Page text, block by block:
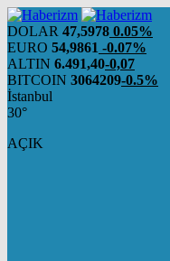
DOLAR 47,5978 0.05%
EURO 54,9861 -0.07%
ALTIN 6.491,40-0,07
BITCOIN 3064209-0.5%
İstanbul
30°
AÇIK